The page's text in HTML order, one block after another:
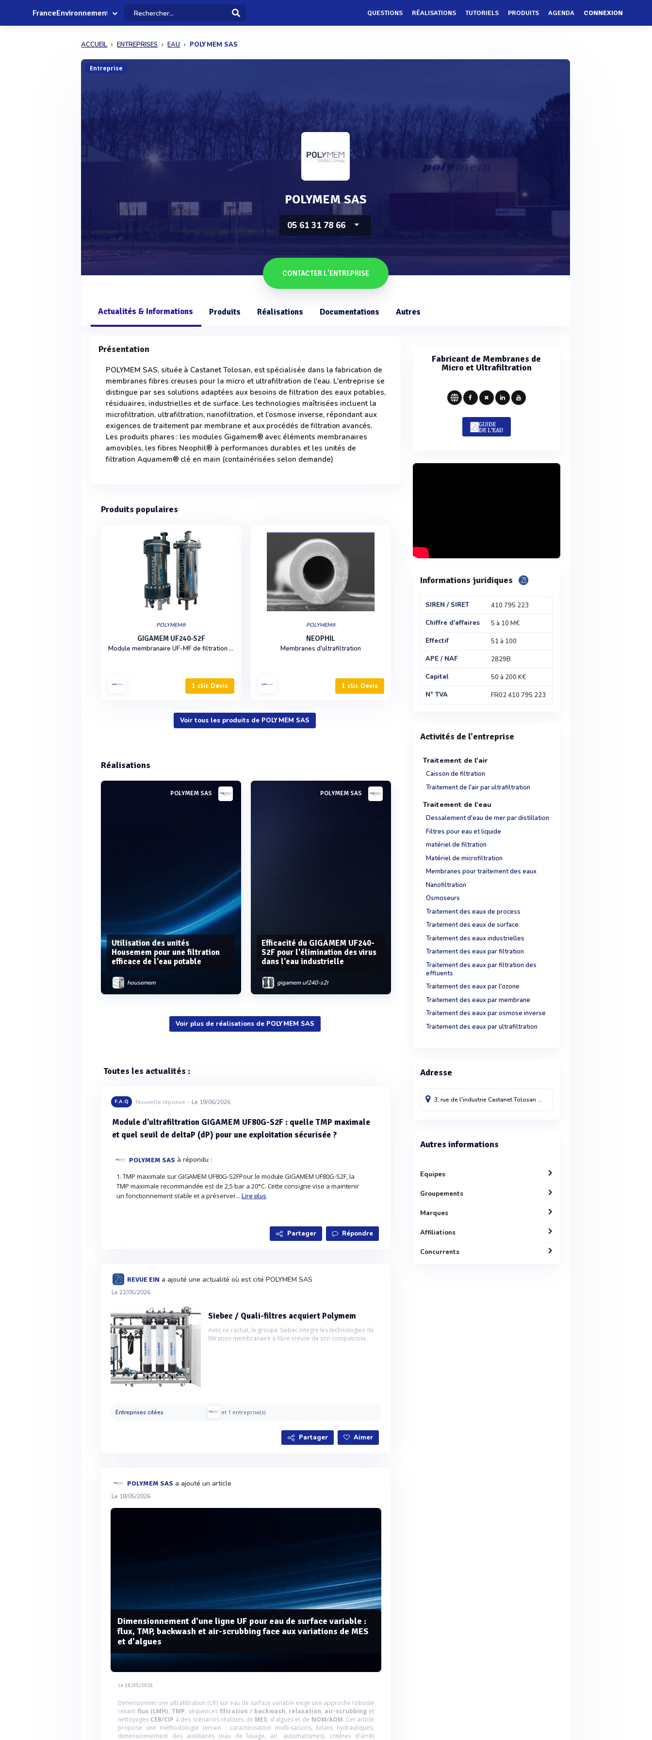
FranceEnvironnement QUESTIONS RÉALISATIONS TUTORIELS PRODUITS AGENDA CONNEXION
ACCUEIL ENTREPRISES EAU POLYMEM SAS
Entreprise
POLYMEM SAS
05 61 31 78 66
CONTACTER L'ENTREPRISE
Actualités & Informations Produits Réalisations Documentations Autres
Présentation
POLYMEM SAS, située à Castanet Tolosan, est spécialisée dans la fabrication de
membranes fibres creuses pour la micro et ultrafiltration de l'eau. L'entreprise se
distingue par ses solutions adaptées aux besoins de filtration des eaux potables,
résiduaires, industrielles et de surface. Les technologies maîtrisées incluent la
microfiltration, ultrafiltration, nanofiltration, et l'osmose inverse, répondant aux
exigences de traitement par membrane et aux procédés de filtration avancés.
Les produits phares : les modules Gigamem® avec éléments membranaires
amovibles, les fibres Neophil® à performances durables et les unités de
filtration Aquamem® clé en main (containérisées selon demande)
Produits populaires
POLYMEM®
GIGAMEM UF240-S2F
Module membranaire UF-MF de filtration de l'eau
1 clic Devis
POLYMEM®
NEOPHIL
Membranes d'ultrafiltration
1 clic Devis
Voir tous les produits de POLYMEM SAS
Réalisations
POLYMEM SAS
Utilisation des unités
Housemem pour une filtration
efficace de l'eau potable
housemem
Voir plus
POLYMEM SAS
Efficacité du GIGAMEM UF240-
S2F pour l'élimination des virus
dans l'eau industrielle
gigamem uf240-s2f
Voir plus
Voir plus de réalisations de POLYMEM SAS
Toutes les actualités :
F.A.Q Nouvelle réponse - Le 19/06/2026
Module d'ultrafiltration GIGAMEM UF80G-S2F : quelle TMP maximale
et quel seuil de deltaP (dP) pour une exploitation sécurisée ?
POLYMEM SAS à répondu :
1. TMP maximale sur GIGAMEM UF80G-S2FPour le module GIGAMEM UF80G-S2F, la
TMP maximale recommandée est de 2,5 bar a 20°C. Cette consigne vise a maintenir
un fonctionnement stable et a préserver... Lire plus
Partager Répondre
REVUE EIN a ajouté une actualité où est cité POLYMEM SAS
Le 22/05/2026
Siebec / Quali-filtres acquiert Polymem
Avec ce rachat, le groupe Siebec intègre les technologies de
filtration membranaire à fibre creuse de son compatriote.
Entreprises citées et 1 entreprise(s)
Partager Aimer
POLYMEM SAS a ajouté un article
Le 18/05/2026
Dimensionnement d'une ligne UF pour eau de surface variable :
flux, TMP, backwash et air-scrubbing face aux variations de MES
et d'algues
Le 18/05/2026
Dimensionner une ultrafiltration (UF) sur eau de surface variable exige une approche robuste
reliantflux (LMH), TMP, séquences filtration / backwash, relaxation, air-scrubbinget
nettoyages CEB/CIP à des scénarios réalistes de MES, d'algues et de NOM/AOM. Cet article
propose une méthodologie terrain : caractérisation multi-saisons, bilans hydrauliques,
dimensionnement des auxiliaires (eau de lavage, air, automatismes), critères d'arrêt
Fabricant de Membranes de
Micro et Ultrafiltration
Informations juridiques
SIREN / SIRET
410 795 223
Chiffre d'affaires
5 à 10 M€
Effectif
51 à 100
APE / NAF
2829B
Capital
50 à 200 K€
N° TVA
FR02 410 795 223
Activités de l'entreprise
Traitement de l'air
Caisson de filtration
Traitement de l'air par ultrafiltration
Traitement de l'eau
Dessalement d'eau de mer par distillation
Filtres pour eau et liquide
matériel de filtration
Matériel de microfiltration
Membranes pour traitement des eaux
Nanofiltration
Osmoseurs
Traitement des eaux de process
Traitement des eaux de surface
Traitement des eaux industrielles
Traitement des eaux par filtration
Traitement des eaux par filtration des
effluents
Traitement des eaux par l'ozone
Traitement des eaux par membrane
Traitement des eaux par osmose inverse
Traitement des eaux par ultrafiltration
Adresse
3, rue de l'industrie Castanet Tolosan 31320
Autres informations
Equipes
Groupements
Marques
Affiliations
Concurrents